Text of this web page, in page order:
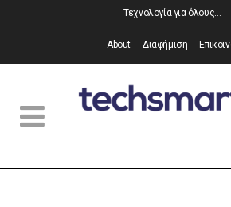
Τεχνολογία για όλους…
About Διαφήμιση